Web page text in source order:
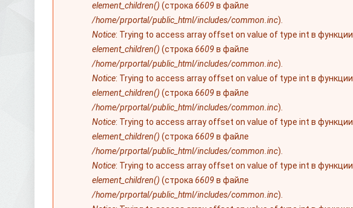
element_children() (строка 6609 в файле
/home/prportal/public_html/includes/common.inc).
Notice: Trying to access array offset on value of type int в функции
element_children() (строка 6609 в файле
/home/prportal/public_html/includes/common.inc).
Notice: Trying to access array offset on value of type int в функции
element_children() (строка 6609 в файле
/home/prportal/public_html/includes/common.inc).
Notice: Trying to access array offset on value of type int в функции
element_children() (строка 6609 в файле
/home/prportal/public_html/includes/common.inc).
Notice: Trying to access array offset on value of type int в функции
element_children() (строка 6609 в файле
/home/prportal/public_html/includes/common.inc).